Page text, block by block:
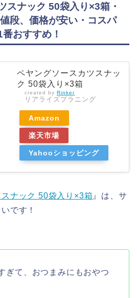
スナック 50袋入り×3箱・
段、価格が安い・コスパ
おすすめ！
ペヤングソースカツスナッ
ク 50袋入り×3箱
created by Rinker
リアライズプラニング
Amazon
楽天市場
Yahooショッピング
ナック 50袋入り×3箱 』は、サ
です！
ぎて、おつまみにもおやつ